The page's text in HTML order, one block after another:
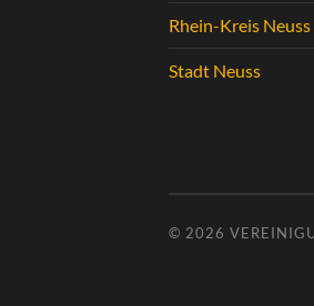
Rhein-Kreis Neuss
Stadt Neuss
© 2026